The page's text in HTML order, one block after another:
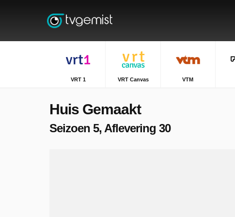
VRT 1 VRT Canvas VTM
Huis Gemaakt
Seizoen 5, Aflevering 30